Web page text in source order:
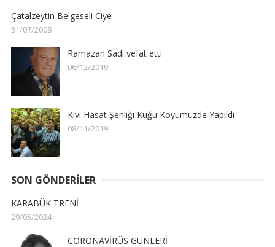
Çatalzeytin Belgeseli Ciye
31/07/2008
Ramazan Sadi vefat etti
06/12/2019
Kivi Hasat Şenliği Kuğu Köyümüzde Yapıldı
08/11/2019
SON GÖNDERILER
KARABÜK TRENİ
29/05/2024
CORONAVİRÜS GÜNLERİ